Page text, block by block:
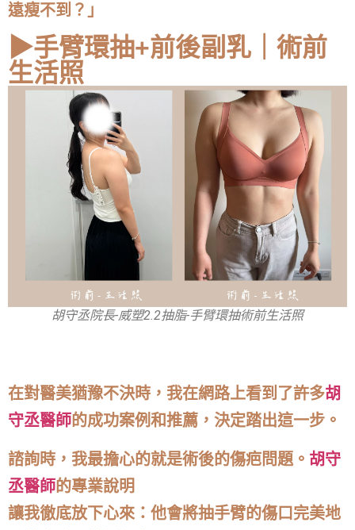
遠瘦不到？」
▶手臂環抽+前後副乳｜術前
生活照
胡守丞院長-威塑2.2抽脂-手臂環抽術前生活照
在對醫美猶豫不決時，我在網路上看到了許多胡
守丞醫師的成功案例和推薦，決定踏出這一步。
諮詢時，我最擔心的就是術後的傷疤問題。 胡守
丞醫師的專業說明
讓我徹底放下心來：他會將抽手臂的傷口完美地